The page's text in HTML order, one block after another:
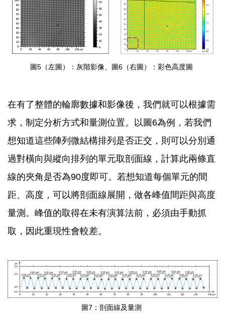
圖5（左圖）：灰階影像、圖6（右圖）：彩色高度圖
在有了整體的輪廓數據和影像後，我們就可以根據需
求，制定分析方式和量測位置。以圖6為例，若我們
想知道這些陣列微結構排列是否正交，則可以分別通
過對橫向與縱向排列的單元取剖面線，計算此兩條直
線的夾角是否為90度即可。若想知道每個單元的間
距、高度，可以將剖面線展開，做各峰值間距與高度
量測。峰值的取得在未有演算法前，必須由手動抓
取，因此重現性會較差。
圖7：剖面線及量測